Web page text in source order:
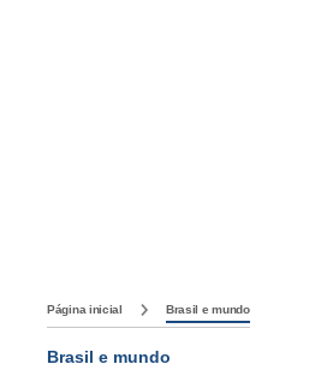
Página inicial Brasil e mundo
Brasil e mundo